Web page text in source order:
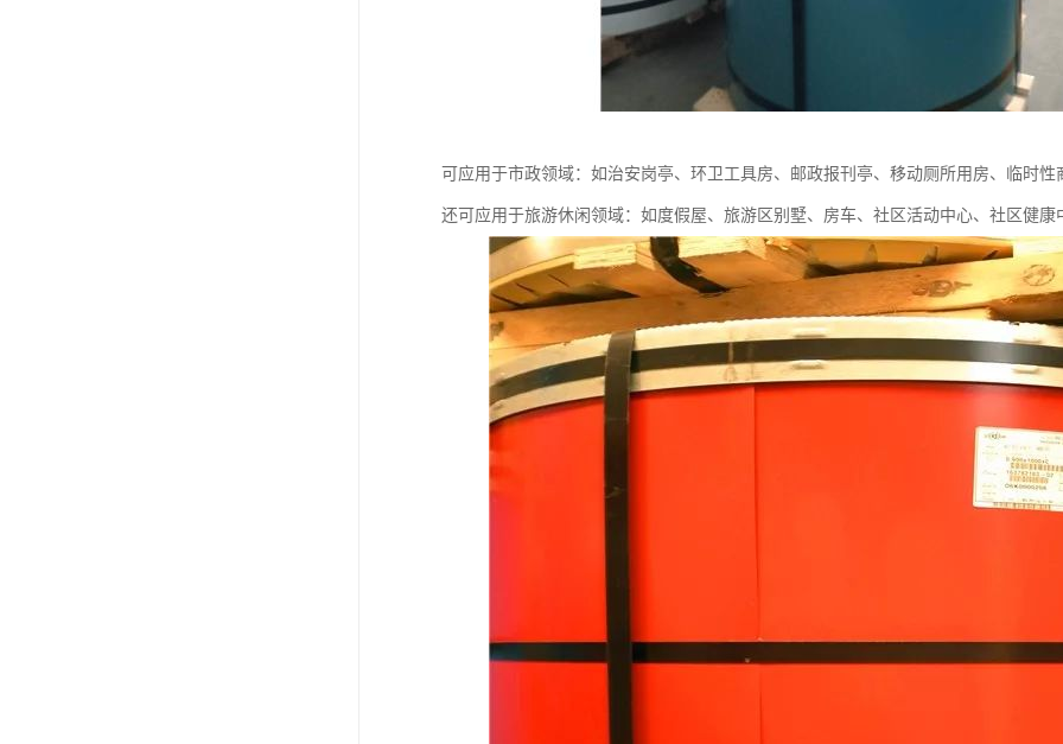
可应用于市政领域：如治安岗亭、环卫工具房、邮政报刊亭、移动厕所用房、临时性
还可应用于旅游休闲领域：如度假屋、旅游区别墅、房车、社区活动中心、社区健康